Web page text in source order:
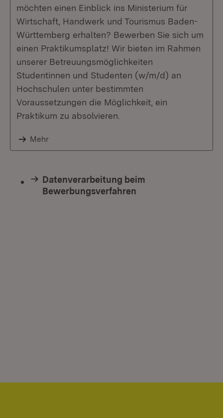
möchten einen Einblick ins Ministerium für
Wirtschaft, Handwerk und Tourismus Baden-
Württemberg erhalten? Bewerben Sie sich um
einen Praktikumsplatz! Wir bieten im Rahmen
unserer Betreuungsmöglichkeiten
Studentinnen und Studenten (w/m/d) an
Hochschulen unter bestimmten
Voraussetzungen die Möglichkeit, ein
Praktikum zu absolvieren.
Mehr
Datenverarbeitung beim
Bewerbungsverfahren